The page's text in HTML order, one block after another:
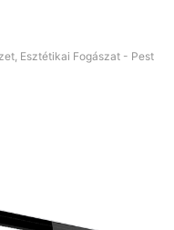
Esztétikai Fogászat - Pest